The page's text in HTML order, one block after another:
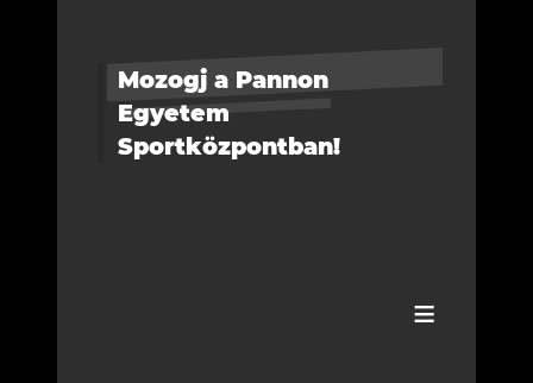
Mozogj a Pannon
Egyetem
Sportközpontban!
≡